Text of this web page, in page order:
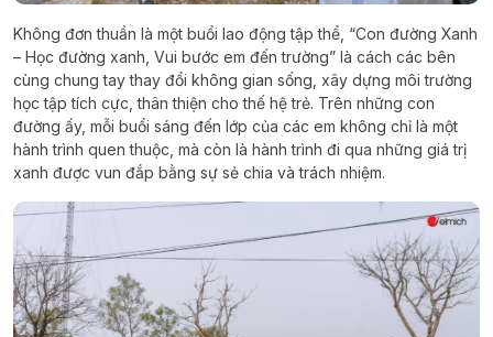
Không đơn thuần là một buổi lao động tập thể, “Con đường Xanh
– Học đường xanh, Vui bước em đến trường” là cách các bên
cùng chung tay thay đổi không gian sống, xây dựng môi trường
học tập tích cực, thân thiện cho thế hệ trẻ. Trên những con
đường ấy, mỗi buổi sáng đến lớp của các em không chỉ là một
hành trình quen thuộc, mà còn là hành trình đi qua những giá trị
xanh được vun đắp bằng sự sẻ chia và trách nhiệm.